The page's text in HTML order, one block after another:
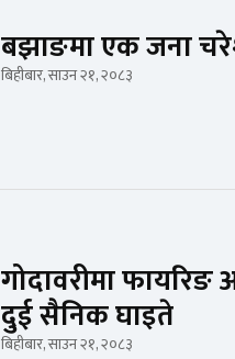
बझाङमा एक जना
बिहीबार, साउन २१, २०८३
गोदावरीमा फायरिङ
दुई सैनिक घाइते
बिहीबार, साउन २१, २०८३